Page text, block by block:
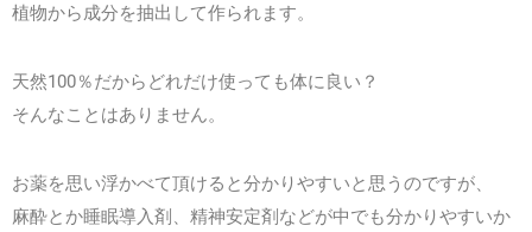
植物から成分を抽出して作られます。
天然100％だからどれだけ使っても体に良い？
そんなことはありません。
お薬を思い浮かべて頂けると分かりやすいと思うのですが、
麻酔とか睡眠導入剤、精神安定剤などが中でも分かりやすいか